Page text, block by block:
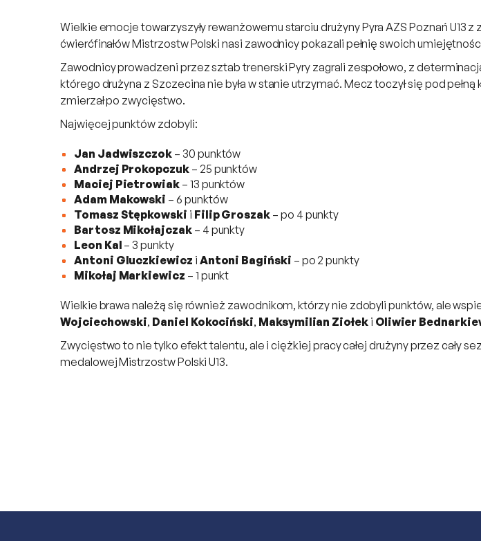
Wielkie emocje towarzyszyły rewanżowemu starciu drużyny Pyra AZS Poznań
ćwierćfinałów Mistrzostw Polski nasi zawodnicy pokazali pełnię swoich
Zawodnicy prowadzeni przez sztab trenerski Pyry zagrali zespołowo, z
którego drużyna z Szczecina nie była w stanie utrzymać. Mecz toczył się pod
zmierzał po zwycięstwo.
Najwięcej punktów zdobyli:
Jan Jadwiszczok – 30 punktów
Andrzej Prokopczuk– 25 punktów
Maciej Pietrowiak– 13 punktów
Adam Makowski – 6 punktów
Tomasz Stępkowski i Filip Groszak – po 4 punkty
Bartosz Mikołajczak– 4 punkty
Leon Kal – 3 punkty
Antoni Gluczkiewicz i Antoni Bagiński – po 2 punkty
Mikołaj Markiewicz – 1 punkt
Wielkie brawa należą się również zawodnikom, którzy nie zdobyli punktów, ale
Wojciechowski, Daniel Kokociński, Maksymilian Ziołeki Oliwier
Zwycięstwo to nie tylko efekt talentu, ale i ciężkiej pracy całej drużyny przez cały
medalowej Mistrzostw Polski U13.